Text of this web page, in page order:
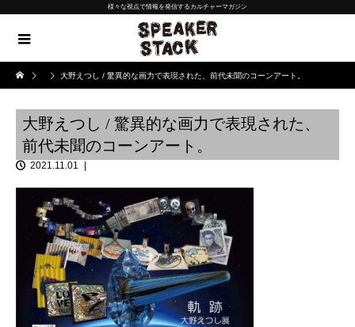
様々な視点で情報を発信するカルチャーマガジン
大野えつし / 驚異的な画力で表現された、前代未聞のコーンアート。
大野えつし / 驚異的な画力で表現された、
前代未聞のコーンアート。
2021.11.01